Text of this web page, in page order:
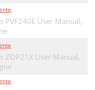
PVF240E User Manual,
ZOP21X User Manual,